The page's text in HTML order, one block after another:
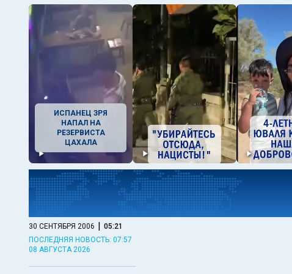
ИСПАНЕЦ ЗРЯ
НАПАЛ НА
РЕЗЕРВИСТА
ЦАХАЛА
30 СЕНТЯБРЯ 2006 | 05:21
ПОСЛЕДНЯЯ НОВОСТЬ: 07:57
08 АВГУСТА 2026